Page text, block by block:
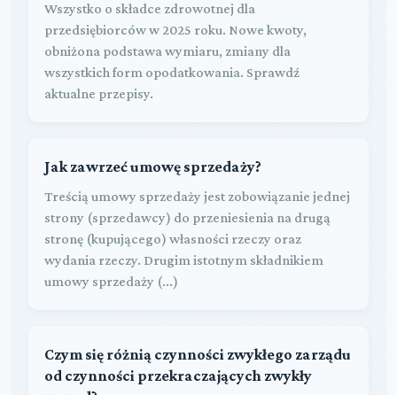
Wszystko o składce zdrowotnej dla
przedsiębiorców w 2025 roku. Nowe kwoty,
obniżona podstawa wymiaru, zmiany dla
wszystkich form opodatkowania. Sprawdź
aktualne przepisy.
Jak zawrzeć umowę sprzedaży?
Treścią umowy sprzedaży jest zobowiązanie jednej
strony (sprzedawcy) do przeniesienia na drugą
stronę (kupującego) własności rzeczy oraz
wydania rzeczy. Drugim istotnym składnikiem
umowy sprzedaży (...)
Czym się różnią czynności zwykłego zarządu
od czynności przekraczających zwykły